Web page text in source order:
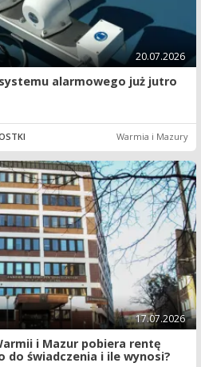
20.07.2026
alarmowego już jutro
Warmia i Mazury
17.07.2026
i Mazur pobiera rentę
do świadczenia i ile wynosi?